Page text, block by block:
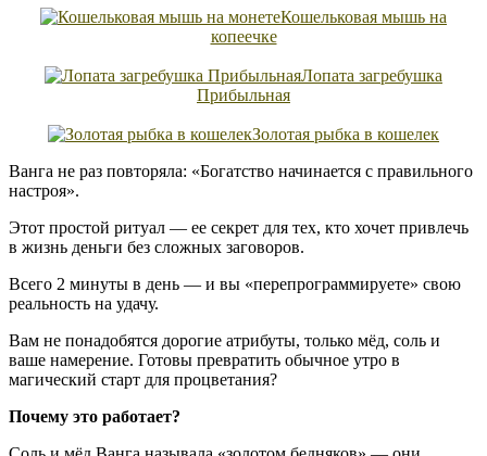
Кошельковая мышь на
копеечке
Лопата загребушка
Прибыльная
Золотая рыбка в кошелек
Ванга не раз повторяла: «Богатство начинается с правильного
настроя».
Этот простой ритуал — ее секрет для тех, кто хочет привлечь
в жизнь деньги без сложных заговоров.
Всего 2 минуты в день — и вы «перепрограммируете» свою
реальность на удачу.
Вам не понадобятся дорогие атрибуты, только мёд, соль и
ваше намерение. Готовы превратить обычное утро в
магический старт для процветания?
Почему это работает?